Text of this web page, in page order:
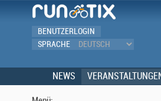
BENUTZERLOGIN
SPRACHE
NEWS